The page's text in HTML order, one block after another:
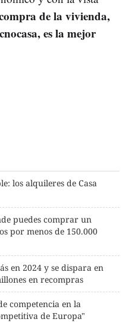
de la vivienda,
es la mejor
los alquileres de Casa
puedes comprar un
por menos de 150.000
en 2024 y se dispara en
en recompras
competencia en la
de Europa"